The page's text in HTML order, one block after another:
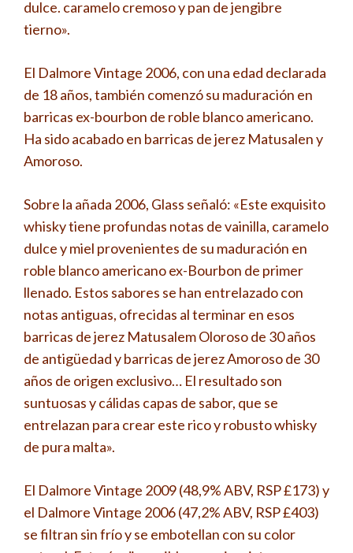
dulce. caramelo cremoso y pan de jengibre
tierno».
El Dalmore Vintage 2006, con una edad declarada
de 18 años, también comenzó su maduración en
barricas ex-bourbon de roble blanco americano.
Ha sido acabado en barricas de jerez Matusalen y
Amoroso.
Sobre la añada 2006, Glass señaló: «Este exquisito
whisky tiene profundas notas de vainilla, caramelo
dulce y miel provenientes de su maduración en
roble blanco americano ex-Bourbon de primer
llenado. Estos sabores se han entrelazado con
notas antiguas, ofrecidas al terminar en esos
barricas de jerez Matusalem Oloroso de 30 años
de antigüedad y barricas de jerez Amoroso de 30
años de origen exclusivo… El resultado son
suntuosas y cálidas capas de sabor, que se
entrelazan para crear este rico y robusto whisky
de pura malta».
El Dalmore Vintage 2009 (48,9% ABV, RSP £173) y
el Dalmore Vintage 2006 (47,2% ABV, RSP £403)
se filtran sin frío y se embotellan con su color